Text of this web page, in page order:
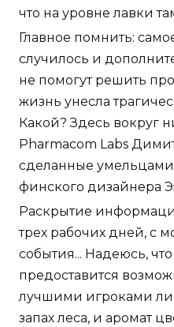
что на уровне лавки
Главное помнить:
случилось и
не помогут решить
жизнь унесла
Какой? Здесь вокруг
Pharmacom Labs
сделанные умельцами
финского дизайнера
Раскрытие
трех рабочих дней, с
события... Надеюсь,
предоставится
лучшими игроками
запах леса, и аромат